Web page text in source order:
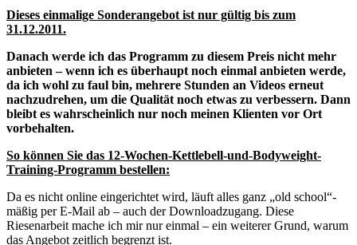
Dieses einmalige Sonderangebot ist nur gültig bis zum
31.12.2011.
Danach werde ich das Programm zu diesem Preis nicht mehr
anbieten – wenn ich es überhaupt noch einmal anbieten werde,
da ich wohl zu faul bin, mehrere Stunden an Videos erneut
nachzudrehen, um die Qualität noch etwas zu verbessern. Dann
bleibt es wahrscheinlich nur noch meinen Klienten vor Ort
vorbehalten.
So können Sie das 12-Wochen-Kettlebell-und-Bodyweight-
Training-Programm bestellen:
Da es nicht online eingerichtet wird, läuft alles ganz „old school“-
mäßig per E-Mail ab – auch der Downloadzugang. Diese
Riesenarbeit mache ich mir nur einmal – ein weiterer Grund, warum
das Angebot zeitlich begrenzt ist.